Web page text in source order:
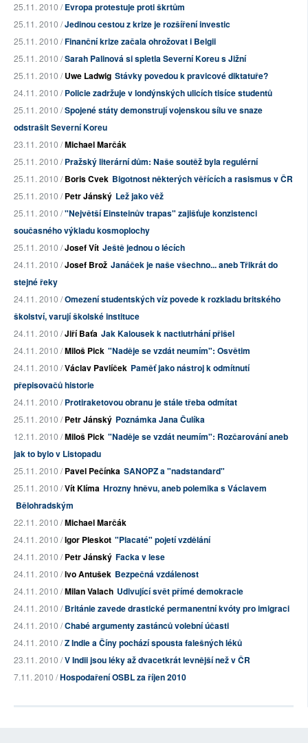
25.11. 2010 /Evropa protestuje proti škrtům
25.11. 2010 /Jedinou cestou z krize je rozšíření investic
25.11. 2010 /Finanční krize začala ohrožovat i Belgii
25.11. 2010 /Sarah Palinová si spletla Severní Koreu s Jižní
25.11. 2010 /Uwe Ladwig Stávky povedou k pravicové diktatuře?
24.11. 2010 /Policie zadržuje v londýnských ulicích tisíce studentů
25.11. 2010 /Spojené státy demonstrují vojenskou sílu ve snaze
odstrašit Severní Koreu
23.11. 2010 /Michael Marčák
25.11. 2010 /Pražský literární dům: Naše soutěž byla regulérní
25.11. 2010 /Boris Cvek Bigotnost některých věřících a rasismus v ČR
25.11. 2010 /Petr Jánský Lež jako věž
25.11. 2010 /"Největší Einsteinův trapas" zajišťuje konzistenci
současného výkladu kosmoplochy
25.11. 2010 /Josef Vít Ještě jednou o lécích
24.11. 2010 /Josef Brož Janáček je naše všechno... aneb Třikrát do
stejné řeky
24.11. 2010 /Omezení studentských víz povede k rozkladu britského
školství, varují školské instituce
24.11. 2010 /Jiří Baťa Jak Kalousek k nactiutrhání přišel
24.11. 2010 /Miloš Pick "Naděje se vzdát neumím": Osvětim
24.11. 2010 /Václav Pavlíček Paměť jako nástroj k odmítnutí
přepisovačů historie
24.11. 2010 /Protiraketovou obranu je stále třeba odmítat
25.11. 2010 /Petr Jánský Poznámka Jana Čulíka
12.11. 2010 /Miloš Pick "Naděje se vzdát neumím": Rozčarování aneb
jak to bylo v Listopadu
25.11. 2010 /Pavel Pečínka SANOPZ a "nadstandard"
25.11. 2010 /Vít Klíma Hrozny hněvu, aneb polemika s Václavem
Bělohradským
22.11. 2010 /Michael Marčák
24.11. 2010 /Igor Pleskot "Placaté" pojetí vzdělání
24.11. 2010 /Petr Jánský Facka v lese
24.11. 2010 /Ivo Antušek Bezpečná vzdálenost
24.11. 2010 /Milan Valach Udivující svět přímé demokracie
24.11. 2010 /Británie zavede drastické permanentní kvóty pro imigraci
24.11. 2010 /Chabé argumenty zastánců volební účasti
24.11. 2010 /Z Indie a Číny pochází spousta falešných léků
23.11. 2010 /V Indii jsou léky až dvacetkrát levnější než v ČR
7.11. 2010 /Hospodaření OSBL za říjen 2010